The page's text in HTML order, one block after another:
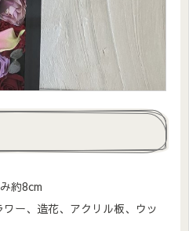
約8cm
ー、造花、アクリル板、ウッ